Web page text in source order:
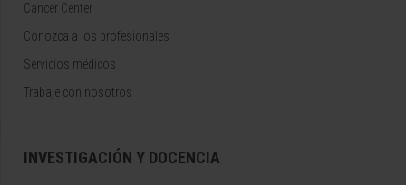
Cancer Center
Conozca a los profesionales
Servicios médicos
Trabaje con nosotros
INVESTIGACIÓN Y DOCENCIA